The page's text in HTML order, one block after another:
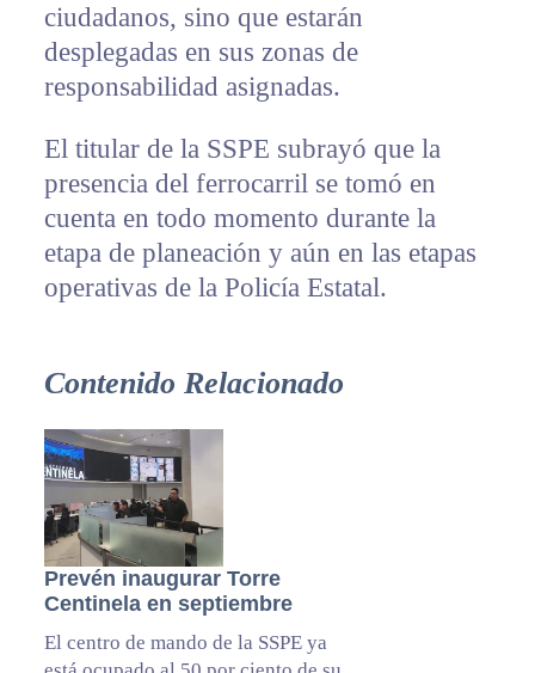
ciudadanos, sino que estarán
desplegadas en sus zonas de
responsabilidad asignadas.
El titular de la SSPE subrayó que la
presencia del ferrocarril se tomó en
cuenta en todo momento durante la
etapa de planeación y aún en las etapas
operativas de la Policía Estatal.
Contenido Relacionado
Prevén inaugurar Torre
Centinela en septiembre
El centro de mando de la SSPE ya